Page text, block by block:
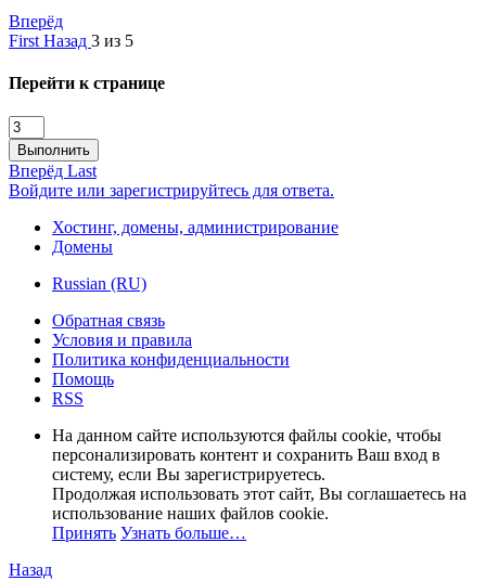
Вперёд
First Назад 3 из 5
Перейти к странице
Выполнить
Вперёд Last
Войдите или зарегистрируйтесь для ответа.
Хостинг, домены, администрирование
Домены
Russian (RU)
Обратная связь
Условия и правила
Политика конфиденциальности
Помощь
RSS
На данном сайте используются файлы cookie, чтобы
персонализировать контент и сохранить Ваш вход в
систему, если Вы зарегистрируетесь.
Продолжая использовать этот сайт, Вы соглашаетесь на
использование наших файлов cookie.
Принять Узнать больше…
Назад